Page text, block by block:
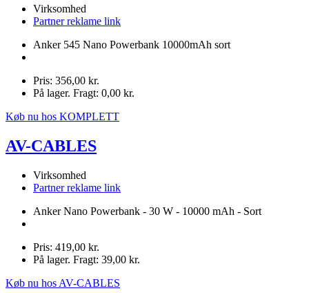
Virksomhed
Partner reklame link
Anker 545 Nano Powerbank 10000mAh sort
Pris: 356,00 kr.
På lager. Fragt: 0,00 kr.
Køb nu hos KOMPLETT
AV-CABLES
Virksomhed
Partner reklame link
Anker Nano Powerbank - 30 W - 10000 mAh - Sort
Pris: 419,00 kr.
På lager. Fragt: 39,00 kr.
Køb nu hos AV-CABLES